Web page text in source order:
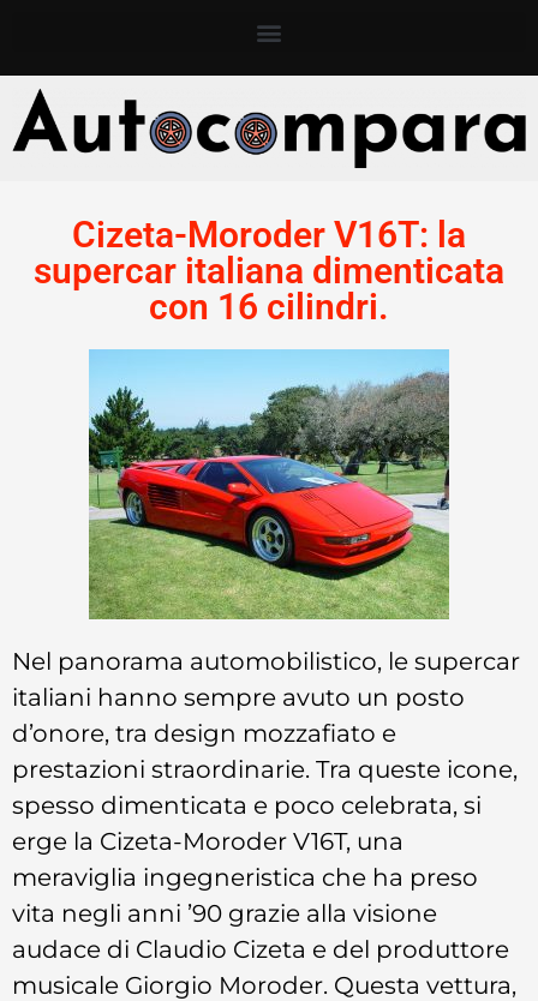
Cizeta-Moroder V16T: la
supercar italiana dimenticata
con 16 cilindri.
Nel panorama automobilistico, le supercar
italiani hanno sempre avuto un posto
d’onore, tra design mozzafiato e
prestazioni straordinarie. Tra queste icone,
spesso dimenticata e poco celebrata, si
erge la Cizeta-Moroder V16T, una
meraviglia ingegneristica che ha preso
vita negli anni ’90 grazie alla visione
audace di Claudio Cizeta e del produttore
musicale Giorgio Moroder. Questa vettura,